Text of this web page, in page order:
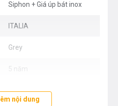
G.P.S System tiên tiến
Siphon + Giá úp bát inox
ITALIA
Grey
5 năm
nội dung